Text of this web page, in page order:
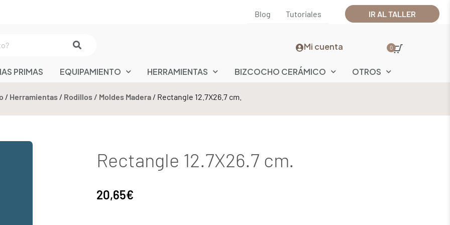
Blog Tutoriales IR AL TALLER
Mi cuenta 0
PRIMAS EQUIPAMIENTO HERRAMIENTAS BIZCOCHO CERÁMICO OTROS
/ Herramientas/ Rodillos / Moldes Madera/ Rectangle 12.7X26.7 cm.
Rectangle 12.7X26.7 cm.
20,65€